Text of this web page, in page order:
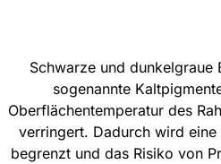
Schwarze und dunkelgraue
sogenannte
Oberflächentemperatur des
verringert. Dadurch wird
begrenzt und das Risiko von